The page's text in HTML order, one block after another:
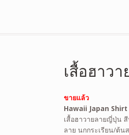
เสื้อฮาวา
ขายแล้ว
Hawaii Japan Shirt
เสื้อฮาวายลายญี่ปุ่น สี
ลาย นกกระเรียน/ต้